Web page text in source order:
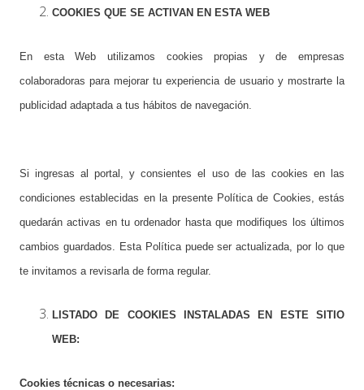
COOKIES QUE SE ACTIVAN EN ESTA WEB
En esta Web utilizamos cookies propias y de empresas
colaboradoras para mejorar tu experiencia de usuario y mostrarte la
publicidad adaptada a tus hábitos de navegación.
Si ingresas al portal, y consientes el uso de las cookies en las
condiciones establecidas en la presente Política de Cookies, estás
quedarán activas en tu ordenador hasta que modifiques los últimos
cambios guardados. Esta Política puede ser actualizada, por lo que
te invitamos a revisarla de forma regular.
LISTADO DE COOKIES INSTALADAS EN ESTE SITIO
WEB:
Cookies técnicas o necesarias: